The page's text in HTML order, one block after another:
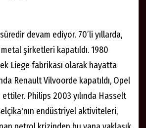
devam ediyor. 70’li yıllarda,
şirketleri kapatıldı. 1980
Liege fabrikası olarak hayatta
Renault Vilvoorde kapatıldı, Opel
Philips 2003 yılında Hasselt
endüstriyel aktiviteleri,